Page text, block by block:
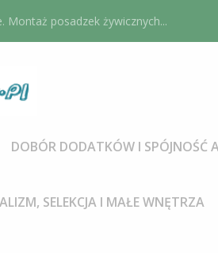
Montaż posadzek żywicznych...
DOBÓR DODATKÓW I SPÓJNOŚĆ
SELEKCJA I MAŁE WNĘTRZA